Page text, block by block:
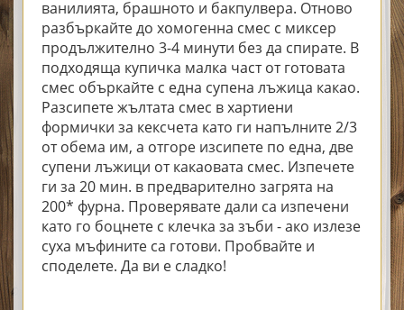
ванилията, брашното и бакпулвера. Отново
разбъркайте до хомогенна смес с миксер
продължително 3-4 минути без да спирате. В
подходяща купичка малка част от готовата
смес объркайте с една супена лъжица какао.
Разсипете жълтата смес в хартиени
формички за кексчета като ги напълните 2/3
от обема им, а отгоре изсипете по една, две
супени лъжици от какаовата смес. Изпечете
ги за 20 мин. в предварително загрята на
200* фурна. Проверявате дали са изпечени
като го боцнете с клечка за зъби - ако излезе
суха мъфините са готови. Пробвайте и
споделете. Да ви е сладко!